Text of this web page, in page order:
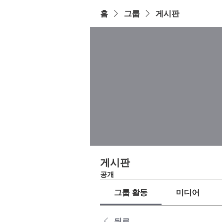
홈 그룹 게시판
게시판
공개
그룹 활동 미디어